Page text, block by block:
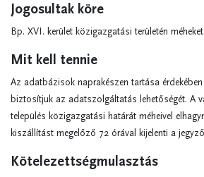
Jogosultak köre
Bp. XVI. kerület közigazgatási területén
Mit kell tennie
Az adatbázisok naprakészen tartása
biztosítjuk az adatszolgáltatás lehetőségét. A
település közigazgatási határát méheivel
kiszállítást megelőző 72 órával kijelenti a
Kötelezettségmulasztás